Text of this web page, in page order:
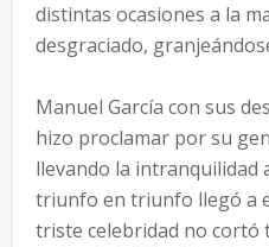
distintas ocasiones a la
desgraciado,
Manuel García con sus
hizo proclamar por su
llevando la intranquilidad
triunfo en triunfo llegó a
triste celebridad no cortó